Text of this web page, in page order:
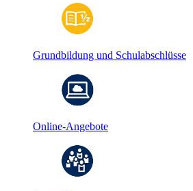
Grundbildung und Schulabschlüsse
Online-Angebote